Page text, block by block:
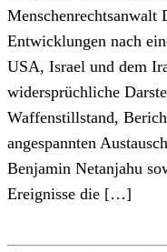
Menschenrechtsanwalt
Entwicklungen nach
USA, Israel und dem
widersprüchliche
Waffenstillstand,
angespannten
Benjamin Netanjahu
Ereignisse die […]